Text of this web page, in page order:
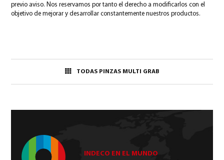
previo aviso. Nos reservamos por tanto el derecho a modificarlos con el
objetivo de mejorar y desarrollar constantemente nuestros productos.
TODAS PINZAS MULTI GRAB
INDECO EN EL MUNDO